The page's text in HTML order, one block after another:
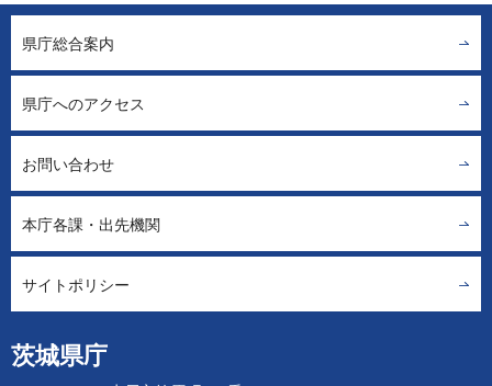
茨城県庁
県庁総合案内
県庁へのアクセス
お問い合わせ
本庁各課・出先機関
サイトポリシー